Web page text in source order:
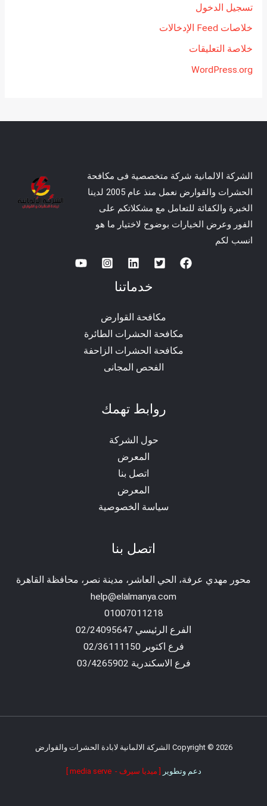
تسجيل الدخول
خلاصات Feed الإدخالات
خلاصة التعليقات
WordPress.org
الشركة الالمانية شركة متخصصية فى مكافحة
الحشرات والقوارض نعمل منذ عام 2005 لدينا
الخبرة والكفائة للتعامل مع مشكلاتكم على
الفور وعرض الخيارات بوضوح لاختيار ما هو
انسب لكم
خدماتنا
مكافحة القوارض
مكافحة الحشرات الطائرة
مكافحة الحشرات الزاحفة
الفحص المجانى
روابط تهمك
حول الشركة
المعرض
اتصل بنا
المعرض
سياسة الخصوصية
اتصل بنا
محور مهدي عرفة، الحي العاشر، مدينة نصر، محافظة القاهرة‬
help@elalmanya.com
01007011218
الفرع الرئيسي 02/24095647
فرع اكتوبر 02/36111150
فرع الاسكندرية 03/4265902
Copyright © 2026 الشركة الالمانية لابادة الحشرات والقوارض
دعم وتطوير [ ميديا سيرف - media serve ]